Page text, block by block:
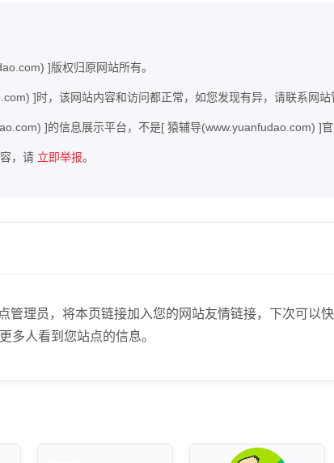
]版权归原网站所有。
]时，该网站内容和访问都正常，如您发现有异，请联系网站
]的信息展示平台，不是[ 猿辅导(www.yuanfudao.com) ]官
，请 立即举报。
管理员，将本页链接加入您的网站友情链接，下次可以
多人看到您站点的信息。